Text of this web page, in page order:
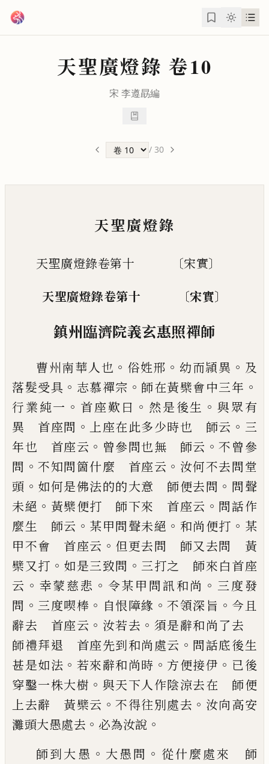
天聖廣燈錄 卷10
宋 李遵勗編
/ 30
天聖廣燈錄
天聖廣燈錄卷第十 〔宋實〕
天聖廣燈錄卷第十 〔宋實〕
鎮州臨濟院義玄惠照禪師
曹州南華人也 。 俗姓邢 。 幼而頴異 。 及
落髮受具 。 志慕禪宗 。 師在黃檗會中三年 。
行業純一 。 首座歎曰 。 然是後生 。 與眾有
異 首座問 。 上座在此多少時也 師云 。 三
年也 首座云 。 曾參問也無 師云 。不曾參
問 。不知問箇什麼 首座云 。 汝何不去問堂
頭 。 如何是佛法的的大意 師便去問 。 問聲
未絕 。 黃檗便打 師下來 首座云 。 問話作
麼生 師云 。 某甲問聲未絕 。 和尚便打 。 某
甲不會 首座云 。 但更去問 師又去問 黃
檗又打 。 如是三致問 。 三打之 師來白首座
云 。 幸蒙慈悲 。 令某甲 問訊和尚 。 三度發
問 。 三度喫棒 。 自恨障緣 。不領深旨 。 今且
辭去 首座云 。 汝若去 。 須是辭和尚了去
師禮拜退 首座先到和尚處云 。 問話底後生
甚是如法 。 若來辭和尚時 。 方便接伊 。 已後
穿鑿一株大樹 。 與天下人作陰涼去在 師便
上去辭 黃檗云 。不得往別處去 。 汝向高安
灘頭大愚處去 。 必為汝說 。
師到大愚 。 大愚問 。 從什麼處來 師